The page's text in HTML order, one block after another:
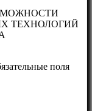
ТЕХНОЛОГИЙ
поля